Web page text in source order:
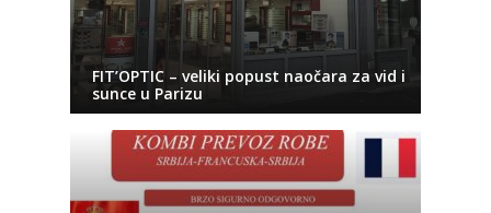
FIT’OPTIC – veliki popust naočara za vid i
sunce u Parizu